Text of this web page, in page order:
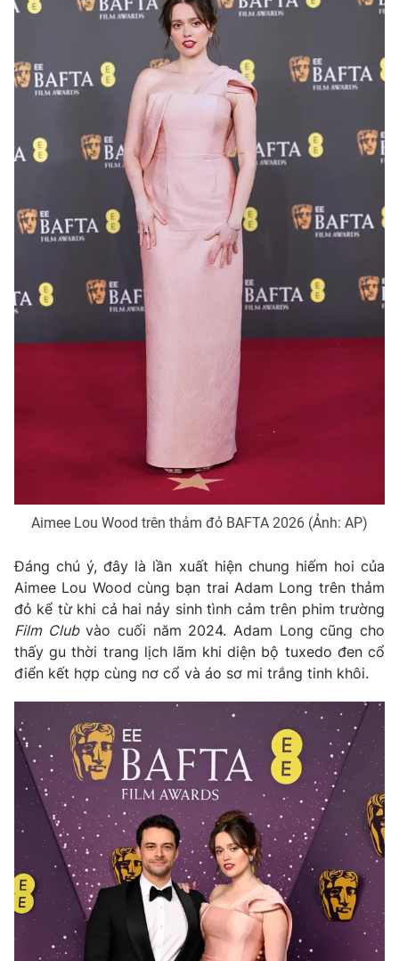
Sản phẩm
Tư vấn
Emagazine Podcast
Infographic
Video Shorts video
VTV Money VTV Thể thao
VTV Sức khoẻ Bất động sản
Tấm lòng Việt
Vươn mình bằng AI
VTV9 VTV8
THỜI BÁO VTV
Theo dõi báo trên
Cơ quan chủ quản:Đài Truyền hình Việt Nam
Cơ quan báo chí: Thời báo VTV
Giấy phép hoạt động báo in và báo điện tử số 483/GP-BTTTT
cấp ngày 29/12/2023
Tổng Biên tập: Vũ Thanh Thủy
Phó Tổng Biên tập:
Nguyễn Thị Mỹ Hạnh, Phạm Quốc Thắng,
Nguyễn Trọng Ninh
Tổng đài VTV:
024.38 355 931 - 024.38 355 932
Aimee Lou Wood trên thảm đỏ BAFTA 2026 (Ảnh: AP)
Đáng chú ý, đây là lần xuất hiện chung hiếm hoi của
Aimee Lou Wood cùng bạn trai Adam Long trên thảm
đỏ kể từ khi cả hai nảy sinh tình cảm trên phim trường
Film Clubvào cuối năm 2024. Adam Long cũng cho
thấy gu thời trang lịch lãm khi diện bộ tuxedo đen cổ
điển kết hợp cùng nơ cổ và áo sơ mi trắng tinh khôi.